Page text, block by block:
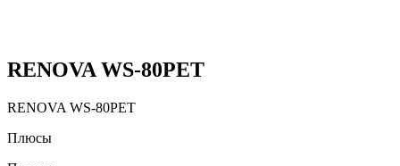
RENOVA WS-80PET
RENOVA WS-80PET
Плюсы